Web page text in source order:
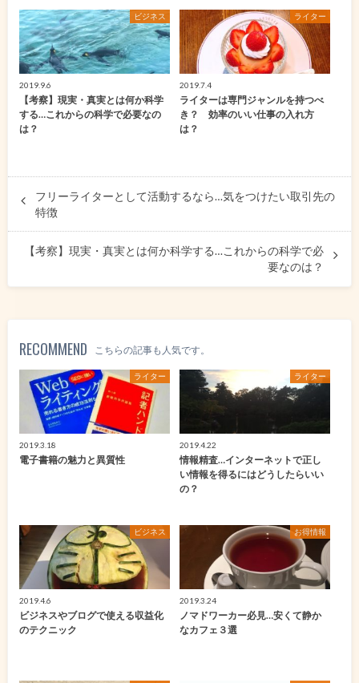
ビジネス
2019.9.6
【考察】現実・真実とは何か科学
する…これからの科学で必要なの
は？
ライター
2019.7.4
ライターは専門ジャンルを持つべ
き？ 効率のいい仕事の入れ方
は？
フリーライターとして活動するなら…気をつけたい取引先の
特徴
【考察】現実・真実とは何か科学する…これからの科学で必
要なのは？
RECOMMEND こちらの記事も人気です。
ライター
2019.3.18
電子書籍の魅力と異質性
ライター
2019.4.22
情報精査…インターネットで正し
い情報を得るにはどうしたらいい
の？
ビジネス
2019.4.6
ビジネスやブログで使える収益化
のテクニック
お得情報
2019.3.24
ノマドワーカー必見…安くて静か
なカフェ３選